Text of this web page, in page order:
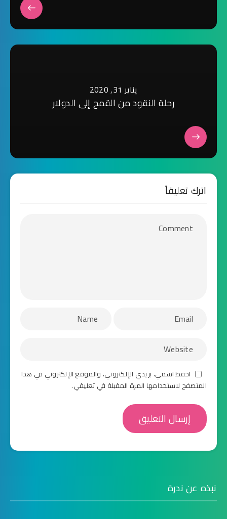
يناير 31, 2020
رحلة النقود من القمح إلى الدولار
اترك تعليقاً
احفظ اسمي، بريدي الإلكتروني، والموقع الإلكتروني في هذا
المتصفح لاستخدامها المرة المقبلة في تعليقي.
نبذه عن ندرة